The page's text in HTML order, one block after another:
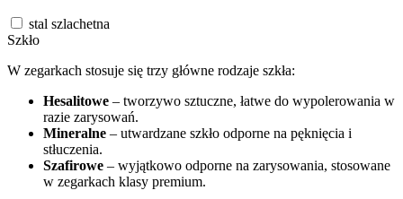
stal szlachetna
Szkło
W zegarkach stosuje się trzy główne rodzaje szkła:
Hesalitowe – tworzywo sztuczne, łatwe do wypolerowania w
razie zarysowań.
Mineralne – utwardzane szkło odporne na pęknięcia i
stłuczenia.
Szafirowe – wyjątkowo odporne na zarysowania, stosowane
w zegarkach klasy premium.